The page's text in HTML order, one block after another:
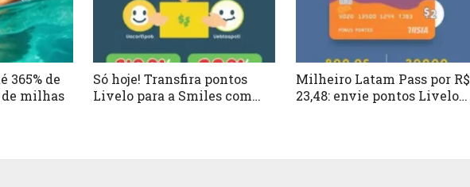
365% de
milhas
Só hoje! Transfira pontos
Livelo para a Smiles com
Milheiro Latam Pass por R$
23,48: envie pontos Livelo